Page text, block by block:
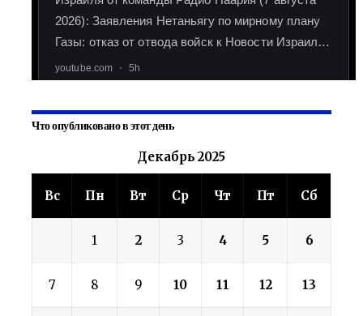
Что опубликовано в этот день
Декабрь 2025
Вс Пн Вт Ср Чт Пт Сб
1 2 3 4 5 6
7 8 9 10 11 12 13